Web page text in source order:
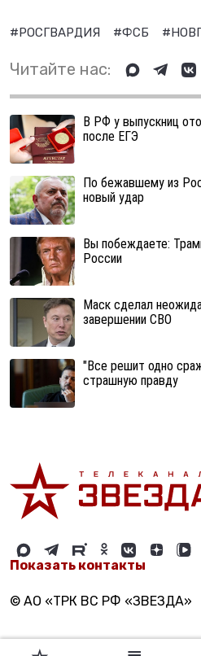
#РОСГВАРДИЯ #ФСБ
Читайте нас:
В РФ у выпускниц
после ЕГЭ
По бежавшему из
новый удар
Вы побеждаете:
России
Маск сделал
завершении СВО
"Все решит одно
страшную правду
Показать контакты
© АО «ТРК ВС РФ «ЗВЕЗДА»